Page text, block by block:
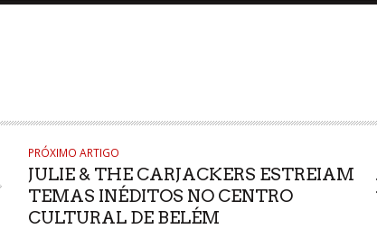
PRÓXIMO ARTIGO
JULIE & THE CARJACKERS ESTREIAM
TEMAS INÉDITOS NO CENTRO
CULTURAL DE BELÉM